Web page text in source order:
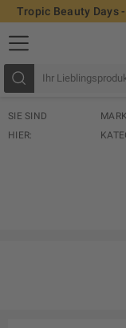
Tropic Beauty Days
SIE SIND
HIER: